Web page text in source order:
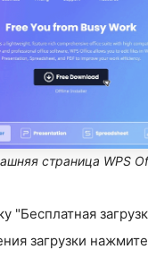
страница WPS
"Бесплатная
загрузки